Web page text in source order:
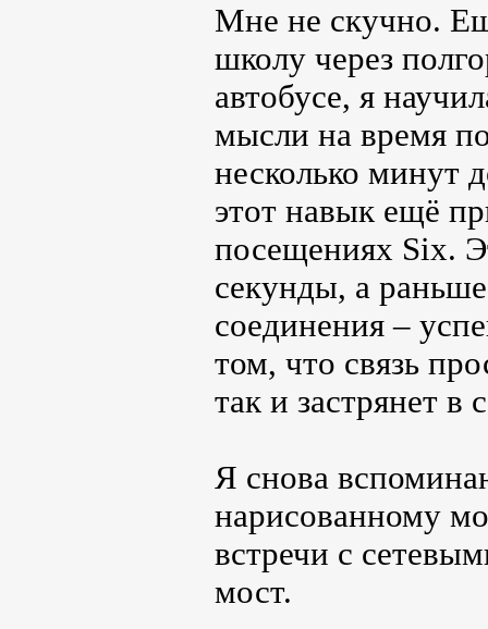
Мне не скучно.
школу через
автобусе, я
мысли на время
несколько минут
этот навык ещё
посещениях Six.
секунды, а
соединения –
том, что связь
так и застрянет
Я снова
нарисованному
встречи с
мост.